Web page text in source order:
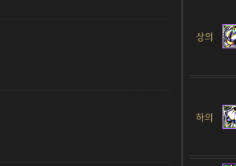
상의
하의